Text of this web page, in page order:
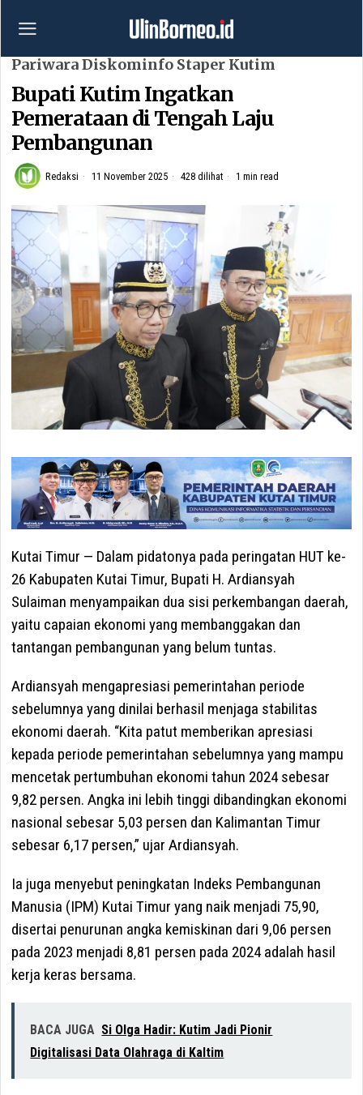
Pariwara Diskominfo Staper Kutim
Bupati Kutim Ingatkan
Pemerataan di Tengah Laju
Pembangunan
Redaksi 11 November 2025 428 dilihat 1 min read
Kutai Timur — Dalam pidatonya pada peringatan HUT ke-
26 Kabupaten Kutai Timur, Bupati H. Ardiansyah
Sulaiman menyampaikan dua sisi perkembangan daerah,
yaitu capaian ekonomi yang membanggakan dan
tantangan pembangunan yang belum tuntas.
Ardiansyah mengapresiasi pemerintahan periode
sebelumnya yang dinilai berhasil menjaga stabilitas
ekonomi daerah. “Kita patut memberikan apresiasi
kepada periode pemerintahan sebelumnya yang mampu
mencetak pertumbuhan ekonomi tahun 2024 sebesar
9,82 persen. Angka ini lebih tinggi dibandingkan ekonomi
nasional sebesar 5,03 persen dan Kalimantan Timur
sebesar 6,17 persen,” ujar Ardiansyah.
Ia juga menyebut peningkatan Indeks Pembangunan
Manusia (IPM) Kutai Timur yang naik menjadi 75,90,
disertai penurunan angka kemiskinan dari 9,06 persen
pada 2023 menjadi 8,81 persen pada 2024 adalah hasil
kerja keras bersama.
BACA JUGA Si Olga Hadir: Kutim Jadi Pionir
Digitalisasi Data Olahraga di Kaltim